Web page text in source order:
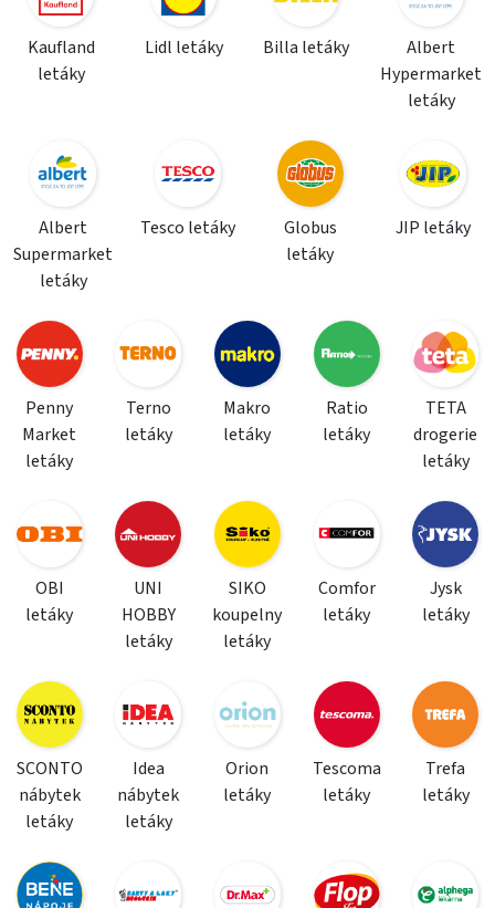
Kaufland
letáky
Lidl letáky Billa letáky
Albert
Hypermarket
letáky
Albert
Supermarket
letáky
Tesco letáky
Globus
letáky
JIP letáky
Penny
Market
letáky
Terno
letáky
Makro
letáky
Ratio
letáky
TETA
drogerie
letáky
OBI
letáky
UNI
HOBBY
letáky
SIKO
koupelny
letáky
Comfor
letáky
Jysk
letáky
SCONTO
nábytek
letáky
Idea
nábytek
letáky
Orion
letáky
Tescoma
letáky
Trefa
letáky